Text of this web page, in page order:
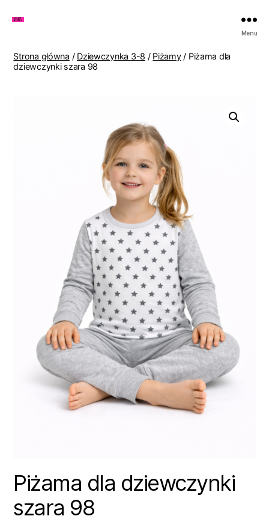
Lenki
Menu
Strona główna / Dziewczynka 3-8 / Piżamy/ Piżama dla
dziewczynki szara 98
Piżama dla dziewczynki
szara 98